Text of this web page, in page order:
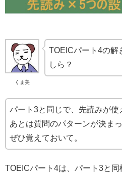
くま美
TOEICパート4の解
しら？
パート3と同じで、先読みが使
あとは質問のパターンが決ま
ぜひ覚えておいて。
TOEICパート4は、パート3と同